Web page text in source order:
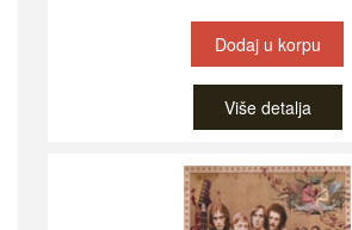
Dodaj u korpu
Više detalja